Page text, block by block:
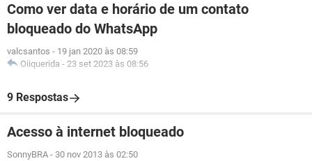
Como ver data e horário de um contato
bloqueado do WhatsApp
valcsantos - 19 jan 2020 às 08:59
Oiiquerida - 23 set 2023 às 08:56
9 Respostas
Acesso à internet bloqueado
SonnyBRA - 30 nov 2013 às 02:50